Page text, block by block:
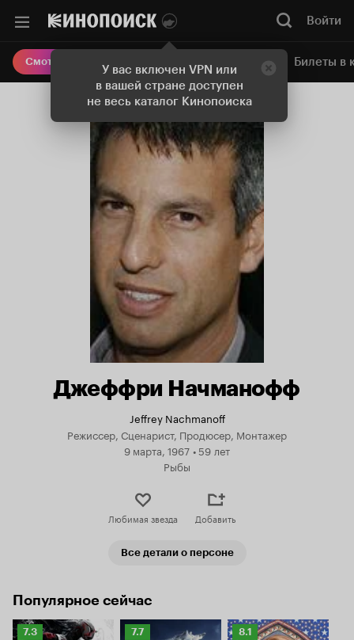
У вас включен VPN или
в вашей стране доступен
не весь каталог Кинопоиска
Войти
Смотреть кино Онлайн-кинотеатр Билеты в
Джеффри Начманофф
Jeffrey Nachmanoff
Режиссер, Сценарист, Продюсер, Монтажер
9 марта, 1967 •59 лет
Рыбы
Любимая звезда Добавить
Все детали о персоне
Популярное сейчас
Рейтинг
7.3
Рейтинг
7.7
Рейтинг
8.1